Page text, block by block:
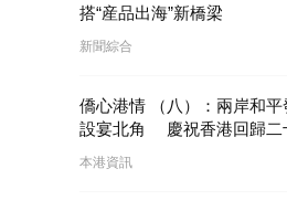
搭“産品出海”新橋梁
新聞綜合
僑心港情 （八）：兩岸和平發展聯合總會
設宴北角 慶祝香港回歸二十九周年暨林
廣兆首席會長榮膺大紫荊勳章
本港資訊